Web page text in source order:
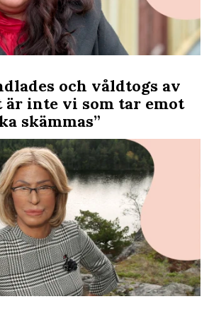
och våldtogs av
är inte vi som tar emot
skämmas”